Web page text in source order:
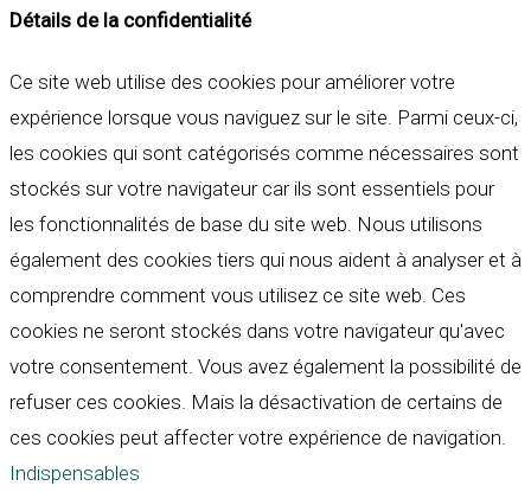
Détails de la confidentialité
Ce site web utilise des cookies pour améliorer votre
expérience lorsque vous naviguez sur le site. Parmi ceux-ci,
les cookies qui sont catégorisés comme nécessaires sont
stockés sur votre navigateur car ils sont essentiels pour
les fonctionnalités de base du site web. Nous utilisons
également des cookies tiers qui nous aident à analyser et à
comprendre comment vous utilisez ce site web. Ces
cookies ne seront stockés dans votre navigateur qu'avec
votre consentement. Vous avez également la possibilité de
refuser ces cookies. Mais la désactivation de certains de
ces cookies peut affecter votre expérience de navigation.
Indispensables